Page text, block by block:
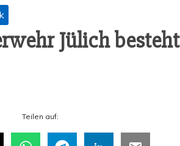
Jülich besteht
Tei­len auf: